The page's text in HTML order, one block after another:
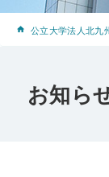
公立大学法人北九
お知ら